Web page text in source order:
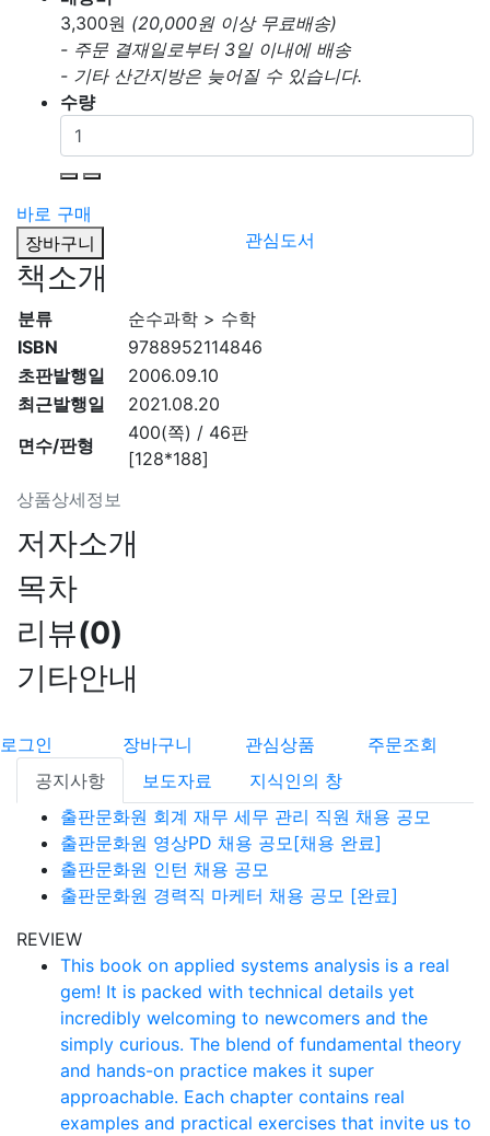
3,300원 (20,000원 이상 무료배송)
- 주문 결재일로부터 3일 이내에 배송
- 기타 산간지방은 늦어질 수 있습니다.
수량
바로 구매
장바구니
관심도서
책소개
상품상세정보
분류
순수과학 > 수학
ISBN
9788952114846
초판발행일
2006.09.10
최근발행일
2021.08.20
면수/판형
400(쪽) / 46판
[128*188]
저자소개
목차
리뷰(0)
기타안내
로그인 장바구니 관심상품
주문조회
공지사항
보도자료
지식인의 창
출판문화원 회계 재무 세무 관리 직원 채용 공모
출판문화원 영상PD 채용 공모[채용 완료]
출판문화원 인턴 채용 공모
출판문화원 경력직 마케터 채용 공모 [완료]
REVIEW
This book on applied systems analysis is a real
gem! It is packed with technical details yet
incredibly welcoming to newcomers and the
simply curious. The blend of fundamental theory
and hands-on practice makes it super
approachable. Each chapter contains real
examples and practical exercises that invite us to